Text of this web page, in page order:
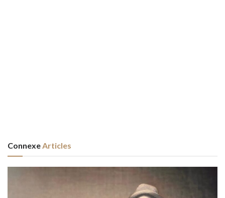
ConnexeArticles